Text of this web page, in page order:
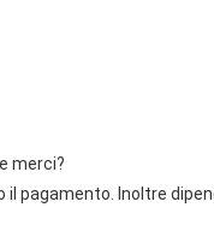
merci?
il pagamento. Inoltre